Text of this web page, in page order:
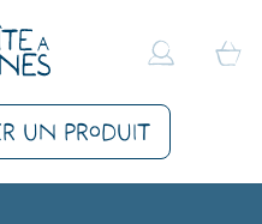
un produit